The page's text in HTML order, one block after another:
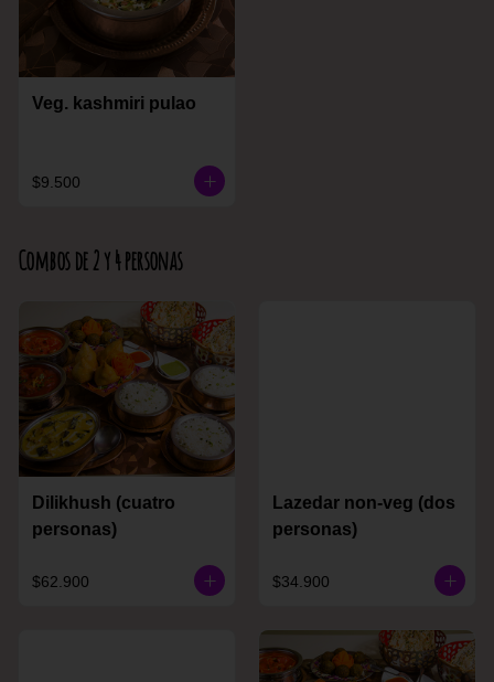
Veg. kashmiri pulao
$9.500
Combos de 2 y 4 personas
Dilikhush (cuatro
personas)
$62.900
Lazedar non-veg (dos
personas)
$34.900